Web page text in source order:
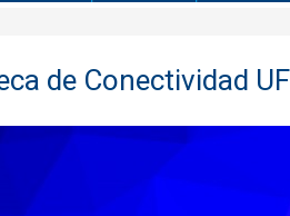
de Conectividad